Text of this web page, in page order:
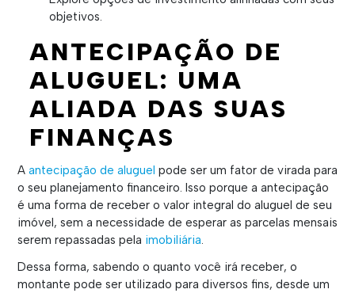
objetivos.
ANTECIPAÇÃO DE
ALUGUEL: UMA
ALIADA DAS SUAS
FINANÇAS
A antecipação de aluguel pode ser um fator de virada para
o seu planejamento financeiro. Isso porque a antecipação
é uma forma de receber o valor integral do aluguel de seu
imóvel, sem a necessidade de esperar as parcelas mensais
serem repassadas pela imobiliária.
Dessa forma, sabendo o quanto você irá receber, o
montante pode ser utilizado para diversos fins, desde um